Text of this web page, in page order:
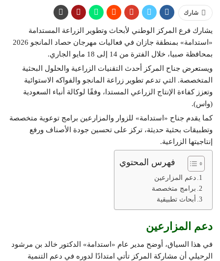
شارك
يشارك فرع المركز الوطني لأبحاث وتطوير الزراعة المستدامة
«استدامة» بمنطقة جازان في فعاليات مهرجان حصاد المانجو 2026
بمحافظة صبيا، خلال الفترة من 14 إلى 18 مايو الجاري.
ويستعرض جناح المركز أحدث التقنيات الزراعية والحلول البحثية
المتخصصة. التي تدعم تطوير زراعة المانجو والفواكه الاستوائية
وتعزز كفاءة الإنتاج الزراعي المستدا، وفقًا لوكالة أنباء السعودية
(واس).
كما يقدم جناح «استدامة» للزوار والمزارعين برامج توعوية متخصصة
وتطبيقات بحثية حديثة، تركز على تحسين جودة الأصناف ورفع
إنتاجيتها الزراعية.
فهرس المحتوي
دعم المزارعين
برامج متخصصة
أبحاث تطبيقية
دعم المزارعين
في هذا السياق، أوضح مدير عام «استدامة» الدكتور خالد بن مرشود
الرحيلي أن مشاركة المركز تأتي امتدادًا لدوره في دعم التنمية